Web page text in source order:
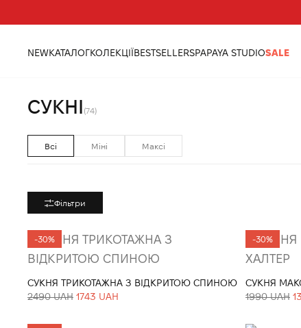
Адреси магазинів
NEWКАТАЛОГКОЛЕКЦІЇBESTSELLERSPAPAYA STUDIOSALE
СУКНІ (74)
Всі Міні Максі
Фільтри
-30%
СУКНЯ ТРИКОТАЖНА З ВІДКРИТОЮ СПИНОЮ
2490 UAH 1743 UAH
-30%
СУКНЯ
1990 UAH